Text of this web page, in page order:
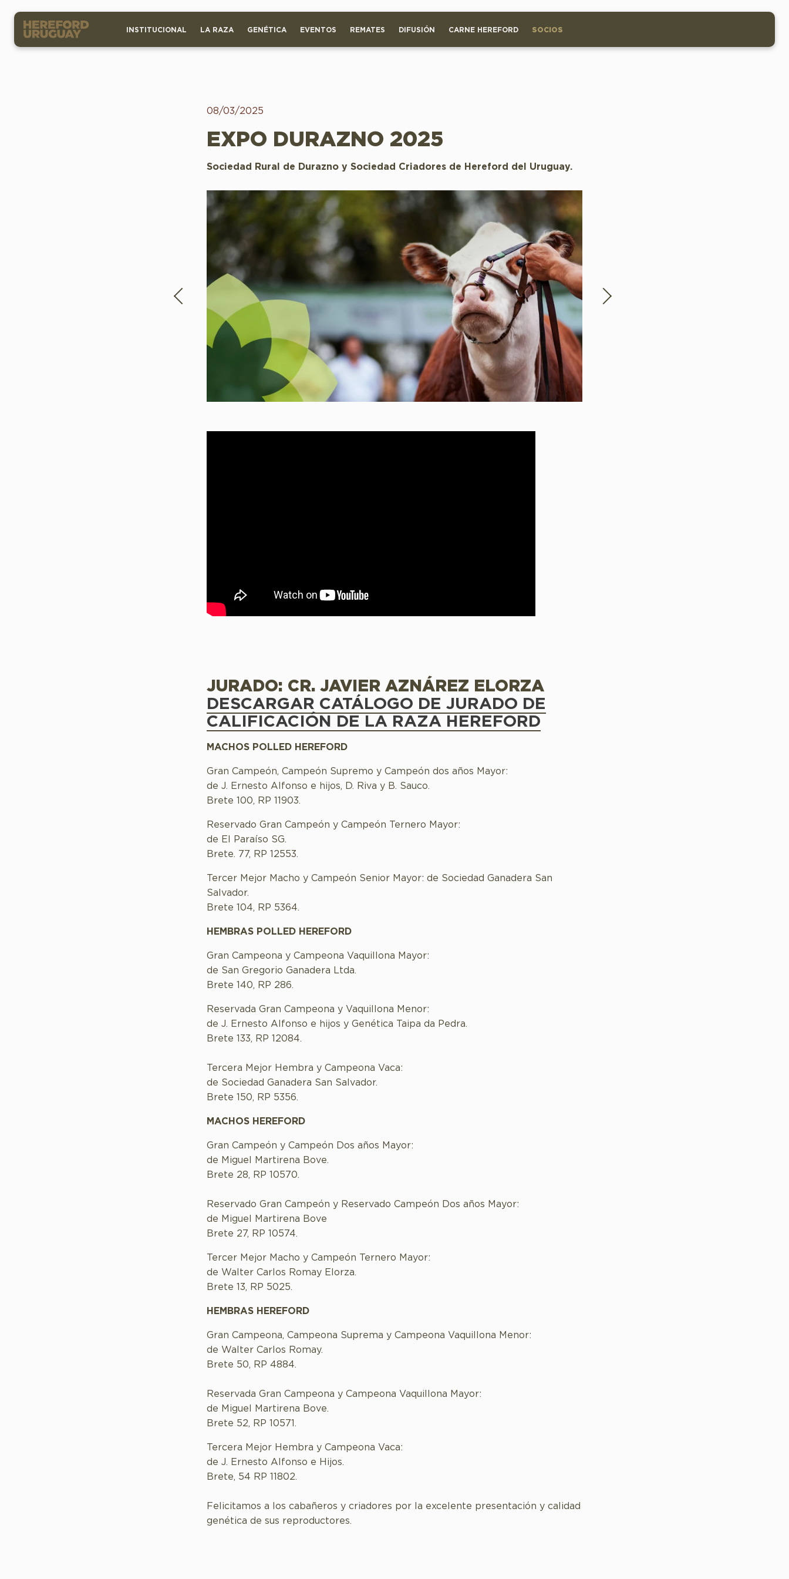
INSTITUCIONAL LA RAZA GENÉTICA EVENTOS REMATES DIFUSIÓN CARNE HEREFORD SOCIOS
08/03/2025
EXPO DURAZNO 2025
Sociedad Rural de Durazno y Sociedad Criadores de Hereford del Uruguay.
JURADO: CR. JAVIER AZNÁREZ ELORZA
DESCARGAR CATÁLOGO DE JURADO DE
CALIFICACIÓN DE LA RAZA HEREFORD
MACHOS POLLED HEREFORD
Gran Campeón, Campeón Supremo y Campeón dos años Mayor:
de J. Ernesto Alfonso e hijos, D. Riva y B. Sauco.
Brete 100, RP 11903.
Reservado Gran Campeón y Campeón Ternero Mayor:
de El Paraíso SG.
Brete. 77, RP 12553.
Tercer Mejor Macho y Campeón Senior Mayor: de Sociedad Ganadera San
Salvador.
Brete 104, RP 5364.
HEMBRAS POLLED HEREFORD
Gran Campeona y Campeona Vaquillona Mayor:
de San Gregorio Ganadera Ltda.
Brete 140, RP 286.
Reservada Gran Campeona y Vaquillona Menor:
de J. Ernesto Alfonso e hijos y Genética Taipa da Pedra.
Brete 133, RP 12084.
Tercera Mejor Hembra y Campeona Vaca:
de Sociedad Ganadera San Salvador.
Brete 150, RP 5356.
MACHOS HEREFORD
Gran Campeón y Campeón Dos años Mayor:
de Miguel Martirena Bove.
Brete 28, RP 10570.
Reservado Gran Campeón y Reservado Campeón Dos años Mayor:
de Miguel Martirena Bove
Brete 27, RP 10574.
Tercer Mejor Macho y Campeón Ternero Mayor:
de Walter Carlos Romay Elorza.
Brete 13, RP 5025.
HEMBRAS HEREFORD
Gran Campeona, Campeona Suprema y Campeona Vaquillona Menor:
de Walter Carlos Romay.
Brete 50, RP 4884.
Reservada Gran Campeona y Campeona Vaquillona Mayor:
de Miguel Martirena Bove.
Brete 52, RP 10571.
Tercera Mejor Hembra y Campeona Vaca:
de J. Ernesto Alfonso e Hijos.
Brete, 54 RP 11802.
Felicitamos a los cabañeros y criadores por la excelente presentación y calidad
genética de sus reproductores.